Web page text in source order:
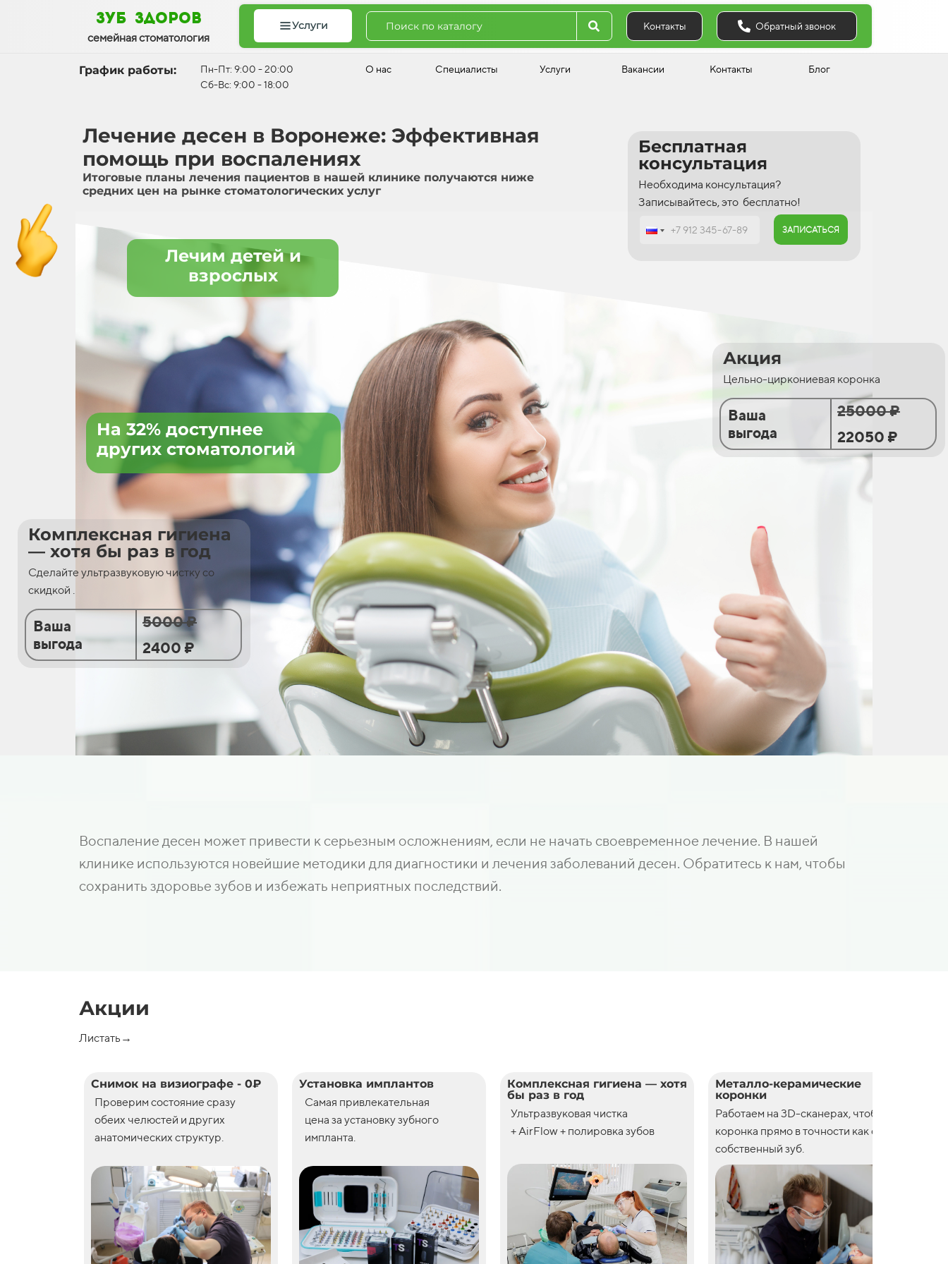
зуб здоров
семейная стоматология
Услуги Контакты Обратный звонок
График работы:
Пн-Пт: 9:00 - 20:00
Сб-Вс: 9:00 - 18:00
О нас Специалисты Услуги Вакансии Контакты Блог
Бесплатная
консультация
Необходима консультация?
Записывайтесь, это бесплатно!
ЗАПИСАТЬСЯ
Акция
Цельно-циркониевая коронка
Ваша
выгода
25000 ₽
22050 ₽
Комплексная гигиена
— хотя бы раз в год
Сделайте ультразвуковую чистку со
скидкой .
Ваша
выгода
5000 ₽
2400 ₽
Лечим детей и
взрослых
Лечение десен в Воронеже: Эффективная
помощь при воспалениях
Итоговые планы лечения пациентов в нашей клинике получаются ниже
средних цен на рынке стоматологических услуг
На 32% доступнее
других стоматологий
Воспаление десен может привести к серьезным осложнениям, если не начать своевременное лечение. В нашей
клинике используются новейшие методики для диагностики и лечения заболеваний десен. Обратитесь к нам, чтобы
сохранить здоровье зубов и избежать неприятных последствий.
Акции
Листать→
Снимок на визиографе - 0₽
Проверим состояние сразу
обеих челюстей и других
анатомических структур.
Установка имплантов
Самая привлекательная
цена за установкузубного
импланта.
Комплексная гигиена — хотя
бы раз в год
Ультразвуковая чистка
+ AirFlow + полировка зубов
Металло-керамические
коронки
Работаем на 3D-сканерах, чтобы
коронка прямо в точности как свой
собственный зуб.